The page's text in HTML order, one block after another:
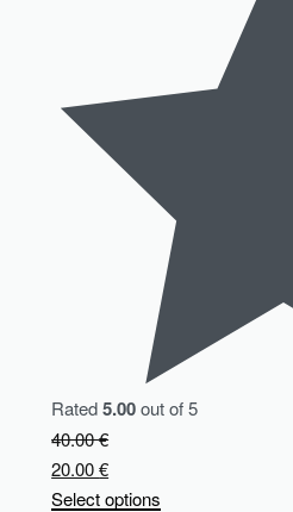
Rated5.00out of 5
40.00€
20.00€
Select options